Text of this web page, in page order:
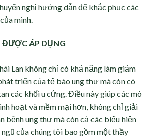
nghị hướng dẫn để khắc phục các
mình.
ÁP DỤNG
Lan không chỉ có khả năng làm giảm
triển của tế bào ung thư mà còn có
các khối u cứng. Điều này giúp các mô
hoạt và mềm mại hơn, không chỉ giải
bệnh ung thư mà còn cả các biểu hiện
của chúng tôi bao gồm một thầy